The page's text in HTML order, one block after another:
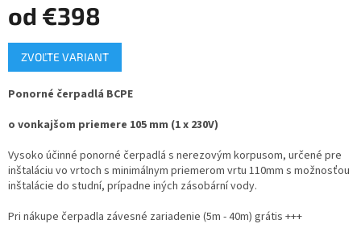
od €398
Jednotková
cena:
ZVOĽTE VARIANT
Ponorné čerpadlá BCPE
o vonkajšom priemere 105 mm (1 x 230V)
Vysoko účinné ponorné čerpadlá s nerezovým korpusom, určené pre
inštaláciu vo vrtoch s minimálnym priemerom vrtu 110mm s možnosťou
inštalácie do studní, prípadne iných zásobární vody.
Pri nákupe čerpadla závesné zariadenie (5m - 40m) grátis +++